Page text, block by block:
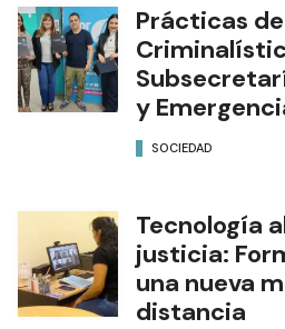
Prácticas
y
SOCIEDAD
Tecnología
justicia:
una nueva
distancia